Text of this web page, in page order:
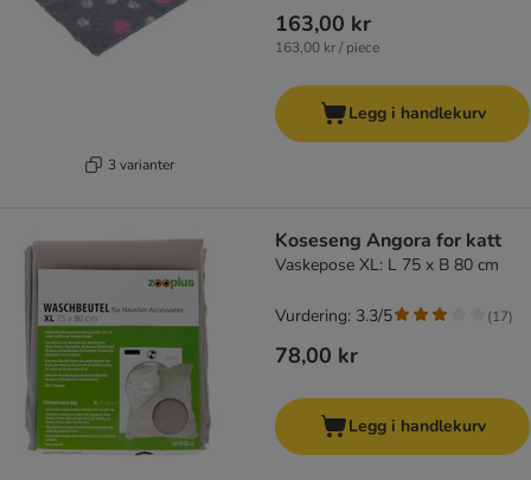
3 varianter
163,00 kr
163,00 kr / piece
Legg i handlekurv
Koseseng Angora for katt
Vaskepose XL: L 75 x B 80 cm
78,00 kr
Vurdering: 3.3/5 (17)
Legg i handlekurv